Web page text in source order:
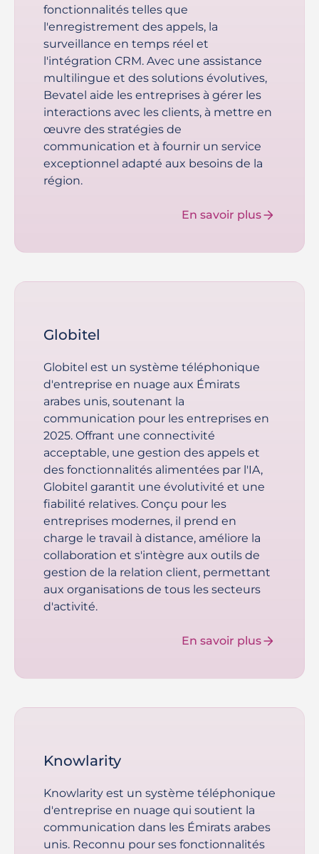
fonctionnalités telles que
l'enregistrement des appels, la
surveillance en temps réel et
l'intégration CRM. Avec une assistance
multilingue et des solutions évolutives,
Bevatel aide les entreprises à gérer les
interactions avec les clients, à mettre en
œuvre des stratégies de
communication et à fournir un service
exceptionnel adapté aux besoins de la
région.
En savoir plus
Globitel
Globitel est un système téléphonique
d'entreprise en nuage aux Émirats
arabes unis, soutenant la
communication pour les entreprises en
2025. Offrant une connectivité
acceptable, une gestion des appels et
des fonctionnalités alimentées par l'IA,
Globitel garantit une évolutivité et une
fiabilité relatives. Conçu pour les
entreprises modernes, il prend en
charge le travail à distance, améliore la
collaboration et s'intègre aux outils de
gestion de la relation client, permettant
aux organisations de tous les secteurs
d'activité.
En savoir plus
Knowlarity
Knowlarity est un système téléphonique
d'entreprise en nuage qui soutient la
communication dans les Émirats arabes
unis. Reconnu pour ses fonctionnalités